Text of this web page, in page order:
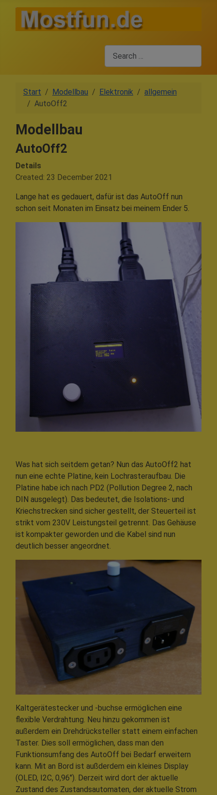
Start Modellbau Elektronik
allgemein
AutoOff2
Modellbau
AutoOff2
Details
Created: 23 December 2021
Lange hat es gedauert, dafür ist das AutoOff nun
schon seit Monaten im Einsatz bei meinem Ender 5.
Was hat sich seitdem getan? Nun das AutoOff2 hat
nun eine echte Platine, kein Lochrasteraufbau. Die
Platine habe ich nach PD2 (Pollution Degree 2, nach
DIN ausgelegt). Das bedeutet, die Isolations- und
Kriechstrecken sind sicher gestellt, der Steuerteil ist
strikt vom 230V Leistungsteil getrennt. Das Gehäuse
ist kompakter geworden und die Kabel sind nun
deutlich besser angeordnet.
Kaltgerätestecker und -buchse ermöglichen eine
flexible Verdrahtung. Neu hinzu gekommen ist
außerdem ein Drehdrücksteller statt einem einfachen
Taster. Dies soll ermöglichen, dass man den
Funktionsumfang des AutoOff bei Bedarf erweitern
kann. Mit an Bord ist außderdem ein kleines Display
(OLED, I2C, 0,96"). Derzeit wird dort der aktuelle
Zustand des Zustandsautomaten, der aktuelle Strom